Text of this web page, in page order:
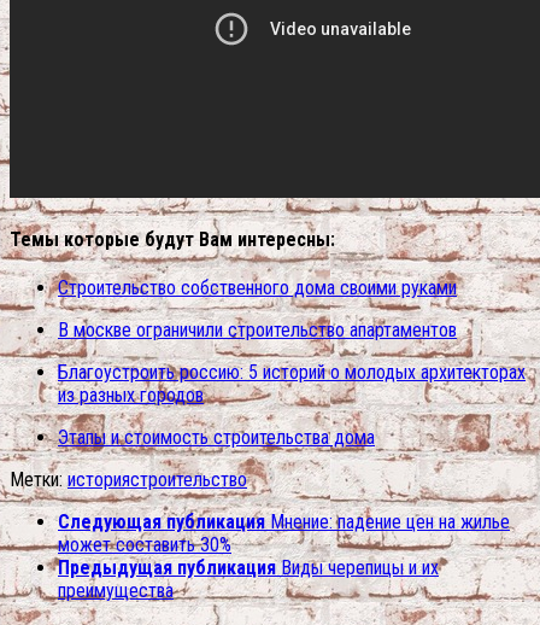
Темы которые будут Вам интересны:
Строительство собственного дома своими руками
В москве ограничили строительство апартаментов
Благоустроить россию: 5 историй о молодых архитекторах
из разных городов
Этапы и стоимость строительства дома
Метки: историястроительство
Следующая публикация Мнение: падение цен на жилье
может составить 30%
Предыдущая публикация Виды черепицы и их
преимущества